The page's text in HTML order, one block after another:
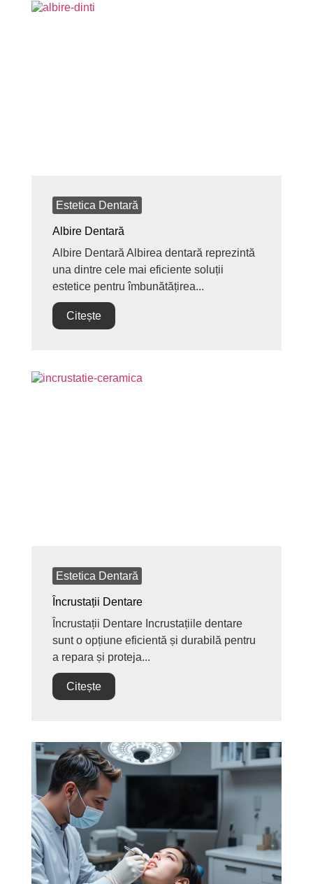
Estetica Dentară
Albire Dentară
Albire Dentară Albirea dentară reprezintă
una dintre cele mai eficiente soluții
estetice pentru îmbunătățirea...
Citește
Estetica Dentară
Încrustații Dentare
Încrustații Dentare Incrustațiile dentare
sunt o opțiune eficientă și durabilă pentru
a repara și proteja...
Citește